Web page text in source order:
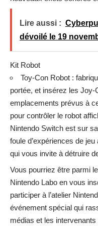
Lire aussi :
dévoilé le 19
Kit Robot
Toy-Con Robot :
portée, et insérez les Joy-
emplacements prévus à
pour contrôler le robot
Nintendo Switch est sur
foule d’expériences de
qui vous invite à détruire
Vous pourriez être parmi
Nintendo Labo en vous
participer à l’atelier
événement spécial qui
médias et les